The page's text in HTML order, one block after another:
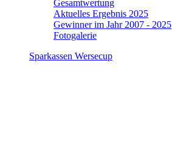
Gesamtwertung
Aktuelles Ergebnis 2025
Gewinner im Jahr 2007 - 2025
Fotogalerie
Sparkassen Wersecup